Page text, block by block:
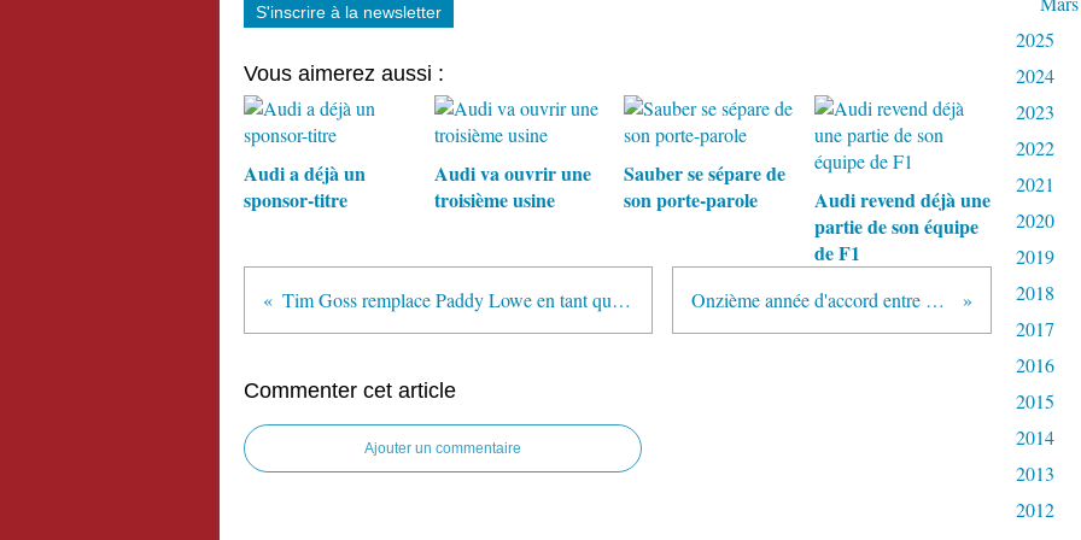
S'inscrire à la newsletter
Vous aimerez aussi :
Audi a déjà un
sponsor-titre
Audi va ouvrir une
troisième usine
Sauber se sépare de
son porte-parole
Audi revend déjà une
partie de son équipe
de F1
Tim Goss remplace Paddy Lowe en tant que directeur technique de McLaren Onzième année d'accord entre PPG Industries et Williams
Commenter cet article
Ajouter un commentaire
2025
2024
2023
2022
2021
2020
2019
2018
2017
2016
2015
2014
2013
2012